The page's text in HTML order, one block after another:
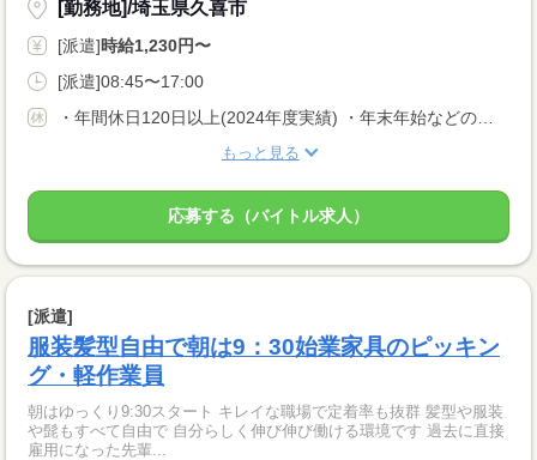
[勤務地]/埼玉県久喜市
[派遣]時給1,230円〜
[派遣]08:45〜17:00
もっと見る
応募する（バイトル求人）
[派遣]
服装髪型自由で朝は9：30始業家具のピッキン
グ・軽作業員
朝はゆっくり9:30スタート キレイな職場で定着率も抜群 髪型や服装
や髭もすべて自由で 自分らしく伸び伸び働ける環境です 過去に直接
雇用になった先輩...